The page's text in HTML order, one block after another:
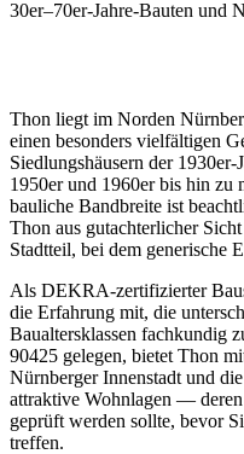
30er–70er-Jahre-Bauten und
Thon liegt im Norden
einen besonders vielfältigen
Siedlungshäusern der
1950er und 1960er bis hin
bauliche Bandbreite ist
Thon aus gutachterlicher
Stadtteil, bei dem generische
Als DEKRA-zertifizierter
die Erfahrung mit, die
Baualtersklassen fachkundig
90425 gelegen, bietet Thon
Nürnberger Innenstadt und
attraktive Wohnlagen —
geprüft werden sollte, bevor
treffen.